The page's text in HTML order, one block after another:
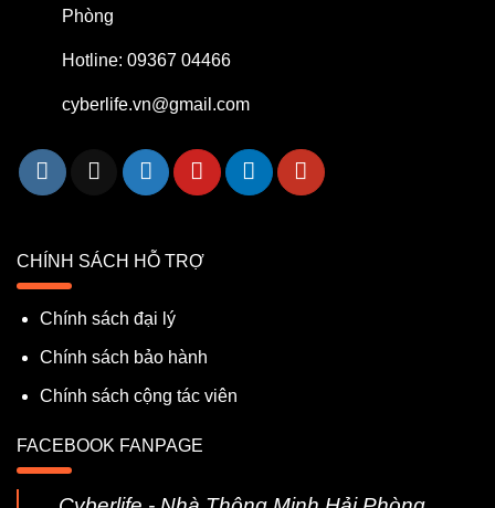
Phòng
Hotline: 09367 04466
cyberlife.vn@gmail.com
CHÍNH SÁCH HỖ TRỢ
Chính sách đại lý
Chính sách bảo hành
Chính sách cộng tác viên
FACEBOOK FANPAGE